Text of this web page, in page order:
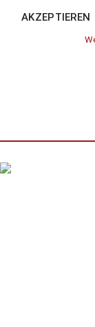
AKZEPTIEREN